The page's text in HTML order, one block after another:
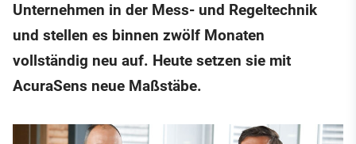
Unternehmen in der Mess- und Regeltechnik
und stellen es binnen zwölf Monaten
vollständig neu auf. Heute setzen sie mit
AcuraSens neue Maßstäbe.